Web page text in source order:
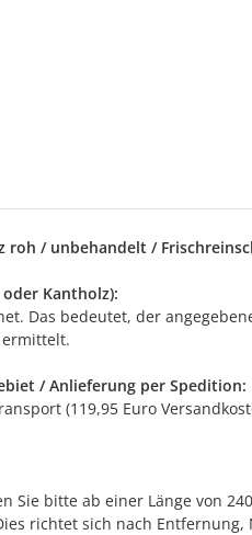
/ unbehandelt /
Kantholz):
Das bedeutet, der
/ Anlieferung per Spedition:
(119,95 Euro
Sie bitte ab einer Länge von
richtet sich nach